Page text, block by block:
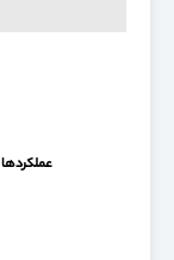
عملکردها